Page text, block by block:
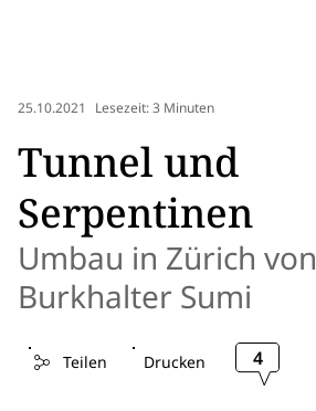
25.10.2021 Lesezeit: 3 Minuten
Tunnel und
Serpentinen
Umbau in Zürich von
Burkhalter Sumi
Teilen Drucken 4